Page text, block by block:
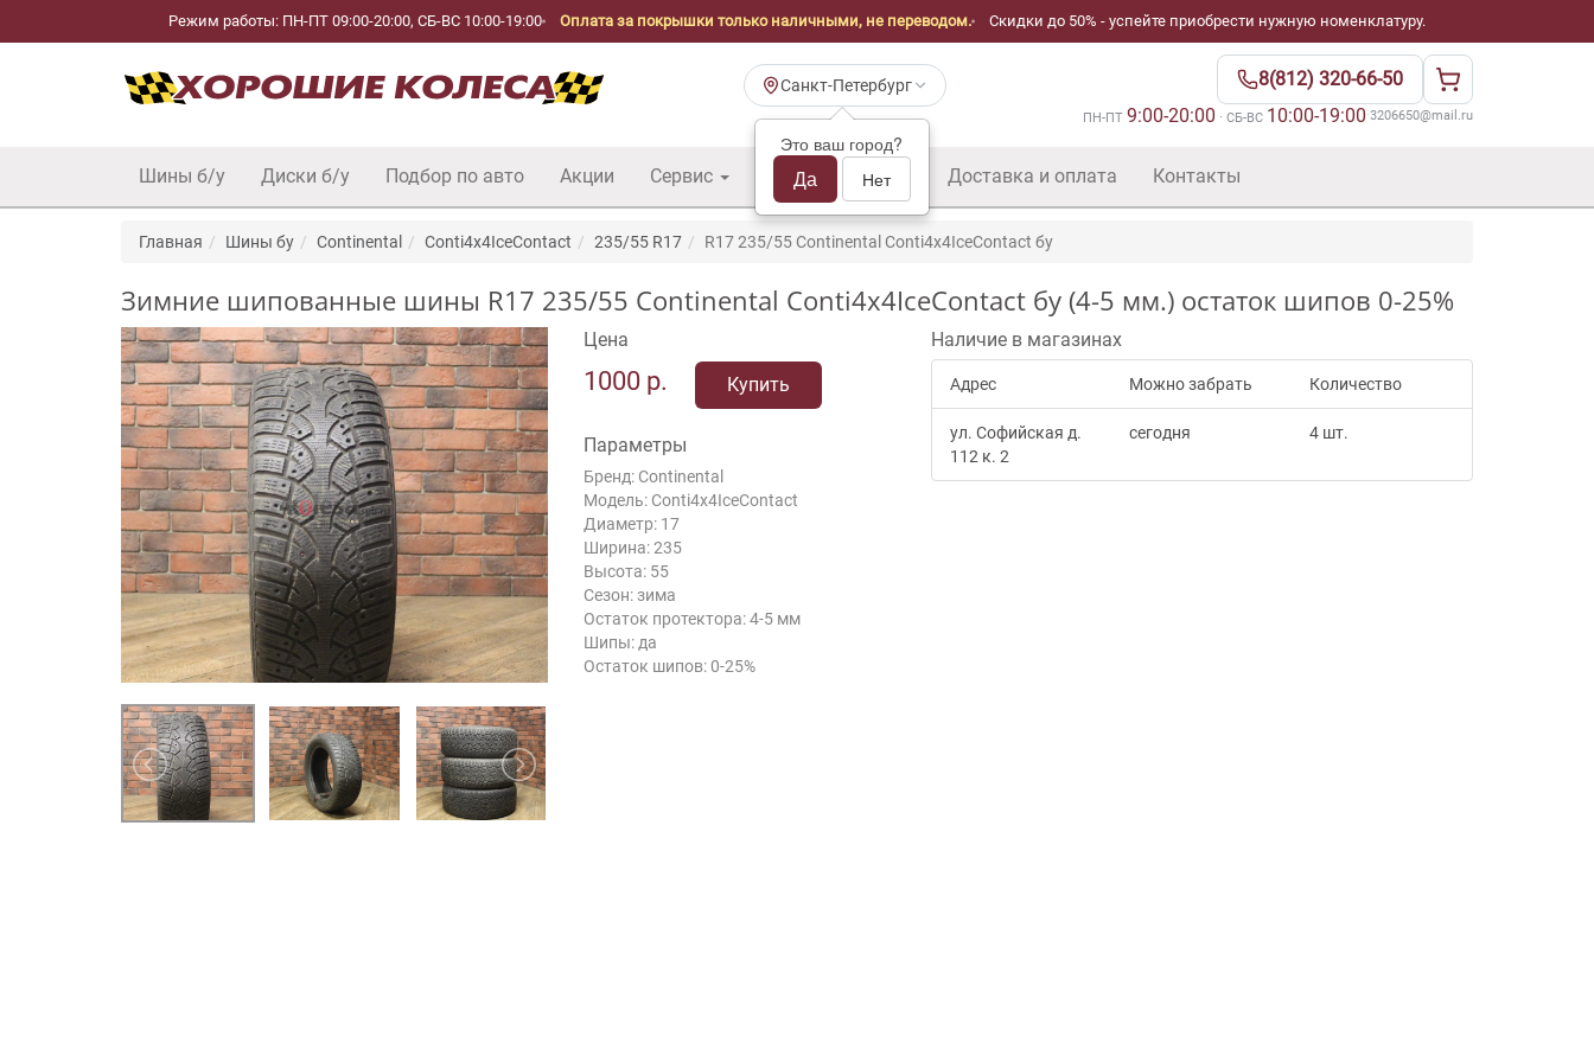
Режим работы: ПН-ПТ 09:00-20:00, СБ-ВС 10:00-19:00 Оплата за покрышки только наличными, не переводом. Скидки до 50% - успейте приобрести нужную номенклатуру.
Санкт-Петербург
Это ваш город?
Да Нет
8(812) 320-66-50
ПН-ПТ 9:00-20:00 · СБ-ВС 10:00-19:00·3206650@mail.ru
Шины б/у Диски б/у Подбор по авто Акции Сервис Шины б/у оптом Доставка и оплата Контакты
Главная Шины бу Continental Conti4x4IceContact 235/55 R17 R17 235/55 Continental Conti4x4IceContact бу
Зимние шипованные шины R17 235/55 Continental Conti4x4IceContact бу (4-5 мм.) остаток шипов 0-25%
Цена
1000 р. Купить
Параметры
Бренд: Continental
Модель: Conti4x4IceContact
Диаметр: 17
Ширина: 235
Высота: 55
Сезон: зима
Остаток протектора: 4-5 мм
Шипы: да
Остаток шипов: 0-25%
Наличие в магазинах
Адрес Можно забрать Количество
ул. Софийская д.
112 к. 2
сегодня 4 шт.